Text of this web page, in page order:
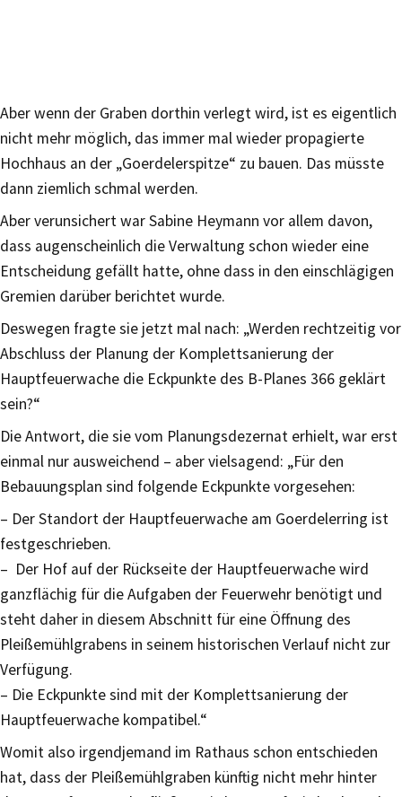
Aber wenn der Graben dorthin verlegt wird, ist es eigentlich
nicht mehr möglich, das immer mal wieder propagierte
Hochhaus an der „Goerdelerspitze“ zu bauen. Das müsste
dann ziemlich schmal werden.
Aber verunsichert war Sabine Heymann vor allem davon,
dass augenscheinlich die Verwaltung schon wieder eine
Entscheidung gefällt hatte, ohne dass in den einschlägigen
Gremien darüber berichtet wurde.
Deswegen fragte sie jetzt mal nach: „Werden rechtzeitig vor
Abschluss der Planung der Komplettsanierung der
Hauptfeuerwache die Eckpunkte des B-Planes 366 geklärt
sein?“
Die Antwort, die sie vom Planungsdezernat erhielt, war erst
einmal nur ausweichend – aber vielsagend: „Für den
Bebauungsplan sind folgende Eckpunkte vorgesehen:
– Der Standort der Hauptfeuerwache am Goerdelerring ist
festgeschrieben.
– Der Hof auf der Rückseite der Hauptfeuerwache wird
ganzflächig für die Aufgaben der Feuerwehr benötigt und
steht daher in diesem Abschnitt für eine Öffnung des
Pleißemühlgrabens in seinem historischen Verlauf nicht zur
Verfügung.
– Die Eckpunkte sind mit der Komplettsanierung der
Hauptfeuerwache kompatibel.“
Womit also irgendjemand im Rathaus schon entschieden
hat, dass der Pleißemühlgraben künftig nicht mehr hinter